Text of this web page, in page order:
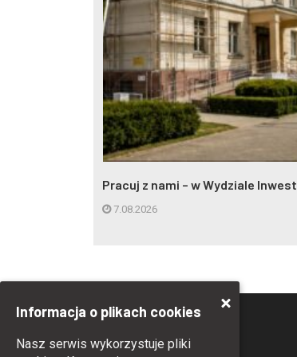
Pracuj z nami – w Wydziale
7.08.2026
Informacja o plikach cookies
Nasz serwis wykorzystuje pliki